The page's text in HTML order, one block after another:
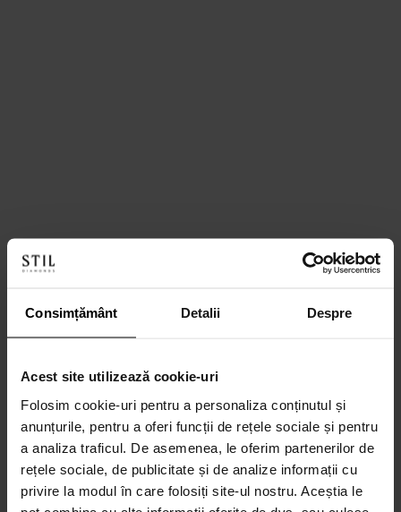
Consimțământ Detalii Despre
Acest site utilizează cookie-uri
Folosim cookie-uri pentru a personaliza conținutul și
anunțurile, pentru a oferi funcții de rețele sociale și pentru
a analiza traficul. De asemenea, le oferim partenerilor de
rețele sociale, de publicitate și de analize informații cu
privire la modul în care folosiți site-ul nostru. Aceștia le